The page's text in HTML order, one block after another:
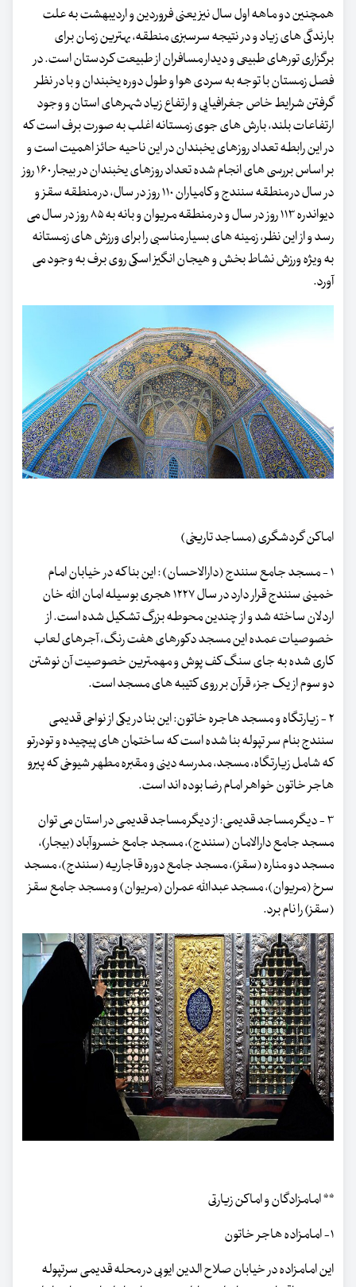
همچنین دو ماهه اول سال نیز یعنی فروردین و اردیبهشت به علت
بارندگی های زیاد و در نتیجه سرسبزی منطقه، بهترین زمان برای
برگزاری تورهای طبیعی و دیدار مسافران از طبیعت کردستان است. در
فصل زمستان با توجه به سردی هوا و طول دوره یخبندان و با در نظر
گرفتن شرایط خاص جغرافیایی و ارتفاع زیاد شهرهای استان و وجود
ارتفاعات بلند، بارش های جوی زمستانه اغلب به صورت برف است که
در این رابطه تعداد روزهای یخبندان در این ناحیه حائز اهمیت است و
بر اساس بررسی های انجام شده تعداد روزهای یخبندان در بیجار ۱۶۰ روز
در سال در منطقه سنندج و کامیاران ۱۱۰ روز در سال، در منطقه سقز و
دیواندره ۱۱۳ روز در سال و در منطقه مریوان و بانه به ۸۵ روز در سال می
رسد و از این نظر، زمینه های بسیار مناسبی را برای ورزش های زمستانه
به ویژه ورزش نشاط بخش و هیجان انگیز اسکی روی برف به وجود می
آورد.
اماکن گردشگری (مساجد تاریخی)
۱ - مسجد جامع سنندج (دارالاحسان) : این بنا که در خیابان امام
خمینی سنندج قرار دارد در سال ۱۲۲۷ هجری بوسیله امان الله خان
اردلان ساخته شد و از چندین محوطه بزرگ تشکیل شده است. از
خصوصیات عمده این مسجد دکورهای هفت رنگ، آجرهای لعاب
کاری شده به جای سنگ کف پوش و مهمترین خصوصیت آن نوشتن
دو سوم از یک جزء قرآن بر روی کتیبه های مسجد است.
۲ - زیارتگاه و مسجد هاجره خاتون: این بنا در یکی از نواحی قدیمی
سنندج بنام سر تپوله بنا شده است که ساختمان های پیچیده و تودرتو
که شامل زیارتگاه، مسجد، مدرسه دینی و مقبره مطهر شیوخی که پیرو
هاجر خاتون خواهر امام رضا بوده اند است.
۳ - دیگر مساجد قدیمی: از دیگر مساجد قدیمی در استان می توان
مسجد جامع دارالامان (سنندج)، مسجد جامع خسروآباد (بیجار)،
مسجد دو مناره (سقز)، مسجد جامع دوره قاجاریه (سنندج)، مسجد
سرخ (مریوان)، مسجد عبدالله عمران (مریوان) و مسجد جامع سقز
(سقز) را نام برد.
** امامزادگان و اماکن زیارتی
۱- امامزاده هاجر خاتون
این امامزاده در خیابان صلاح الدین ایوبی در محله قدیمی سرتپوله